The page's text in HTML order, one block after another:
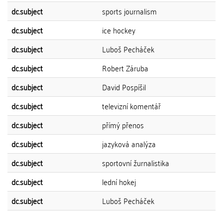
dc.subject
sports journalism
dc.subject
ice hockey
dc.subject
Luboš Pecháček
dc.subject
Robert Záruba
dc.subject
David Pospíšil
dc.subject
televizní komentář
dc.subject
přímý přenos
dc.subject
jazyková analýza
dc.subject
sportovní žurnalistika
dc.subject
lední hokej
dc.subject
Luboš Pecháček